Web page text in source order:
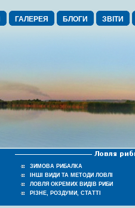
ГАЛЕРЕЯ БЛОГИ ЗВІТИ
ЗИМОВА РИБАЛКА
ІНШІ ВИДИ ТА МЕТОДИ ЛОВЛІ
ЛОВЛЯ ОКРЕМИХ ВИДІВ РИБИ
РІЗНЕ, РОЗДУМИ, СТАТТІ